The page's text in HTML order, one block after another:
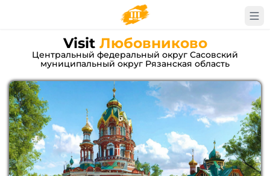
Visit Любовниково
Центральный федеральный округ Сасовский
муниципальный округ Рязанская область